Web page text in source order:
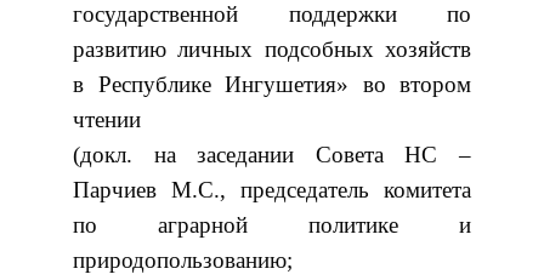
государственной поддержки по
развитию личных подсобных хозяйств
в Республике Ингушетия» во втором
чтении
(докл. на заседании Совета НС –
Парчиев М.С., председатель комитета
по аграрной политике и
природопользованию;